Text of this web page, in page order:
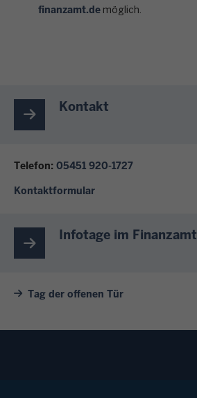
finanzamt.de möglich.
Kontakt
Telefon: 05451 920-1727
Kontaktformular
Infotage im Finanzamt
Tag der offenen Tür